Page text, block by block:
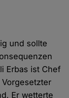
und sollte
Erbas ist Chef
Er wetterte